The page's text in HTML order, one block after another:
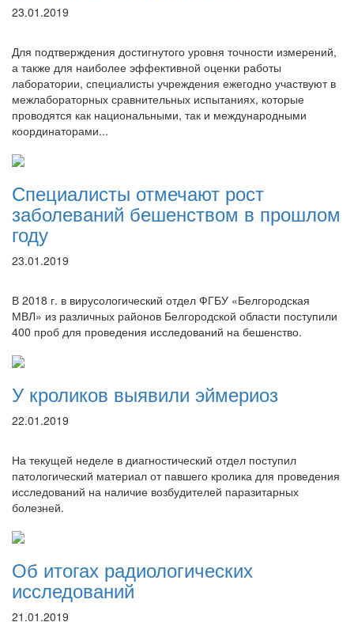
23.01.2019
Для подтверждения достигнутого уровня точности измерений,
а также для наиболее эффективной оценки работы
лаборатории, специалисты учреждения ежегодно участвуют в
межлабораторных сравнительных испытаниях, которые
проводятся как национальными, так и международными
координаторами...
Специалисты отмечают рост
заболеваний бешенством в прошлом
году
23.01.2019
В 2018 г. в вирусологический отдел ФГБУ «Белгородская
МВЛ» из различных районов Белгородской области поступили
400 проб для проведения исследований на бешенство.
У кроликов выявили эймериоз
22.01.2019
На текущей неделе в диагностический отдел поступил
патологический материал от павшего кролика для проведения
исследований на наличие возбудителей паразитарных
болезней.
Об итогах радиологических
исследований
21.01.2019